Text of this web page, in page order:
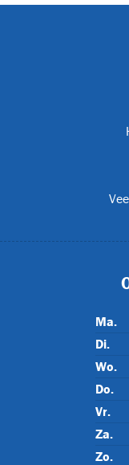
Ma.
Di.
Wo.
Do.
Vr.
Za.
Zo.